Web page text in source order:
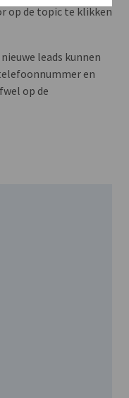
op de topic te klikken
leads kunnen
en
op de